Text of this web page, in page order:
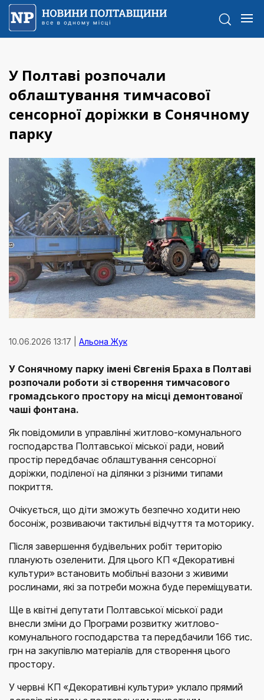
У Полтаві розпочали
облаштування тимчасової
сенсорної доріжки в Сонячному
парку
10.06.2026 13:17 | Альона Жук
У Сонячному парку імені Євгенія Браха в Полтаві
розпочали роботи зі створення тимчасового
громадського простору на місці демонтованої
чаші фонтана.
Як повідомили в управлінні житлово-комунального
господарства Полтавської міської ради, новий
простір передбачає облаштування сенсорної
доріжки, поділеної на ділянки з різними типами
покриття.
Очікується, що діти зможуть безпечно ходити нею
босоніж, розвиваючи тактильні відчуття та моторику.
Після завершення будівельних робіт територію
планують озеленити. Для цього КП «Декоративні
культури» встановить мобільні вазони з живими
рослинами, які за потреби можна буде переміщувати.
Ще в квітні депутати Полтавської міської ради
внесли зміни до Програми розвитку житлово-
комунального господарства та передбачили 166 тис.
грн на закупівлю матеріалів для створення цього
простору.
У червні КП «Декоративні культури» уклало прямий